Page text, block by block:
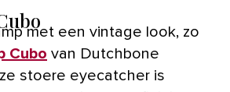
Cubo van Dutchbone
stoere eyecatcher is